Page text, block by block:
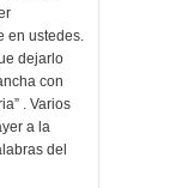
en ustedes.
dejarlo
con
. Varios
a la
del